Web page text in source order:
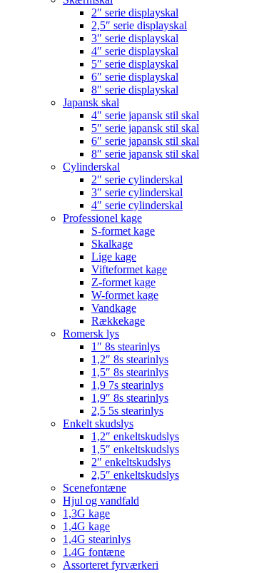
2″ serie displayskal
2,5″ serie displayskal
3″ serie displayskal
4″ serie displayskal
5″ serie displayskal
6″ serie displayskal
8″ serie displayskal
Japansk skal
4″ serie japansk stil skal
5″ serie japansk stil skal
6″ serie japansk stil skal
8″ serie japansk stil skal
Cylinderskal
2″ serie cylinderskal
3″ serie cylinderskal
4″ serie cylinderskal
Professionel kage
S-formet kage
Skalkage
Lige kage
Vifteformet kage
Z-formet kage
W-formet kage
Vandkage
Rækkekage
Romersk lys
1″ 8s stearinlys
1,2″ 8s stearinlys
1,5″ 8s stearinlys
1,9 7s stearinlys
1,9″ 8s stearinlys
2,5 5s stearinlys
Enkelt skudslys
1,2″ enkeltskudslys
1,5″ enkeltskudslys
2″ enkeltskudslys
2,5″ enkeltskudslys
Scenefontæne
Hjul og vandfald
1,3G kage
1,4G kage
1,4G stearinlys
1.4G fontæne
Assorteret fyrværkeri